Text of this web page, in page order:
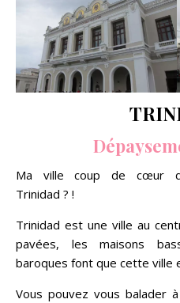
Ma ville coup de cœur
Trinidad ? !
Trinidad est une ville au
pavées, les maisons
baroques font que cette ville
Vous pouvez vous balader